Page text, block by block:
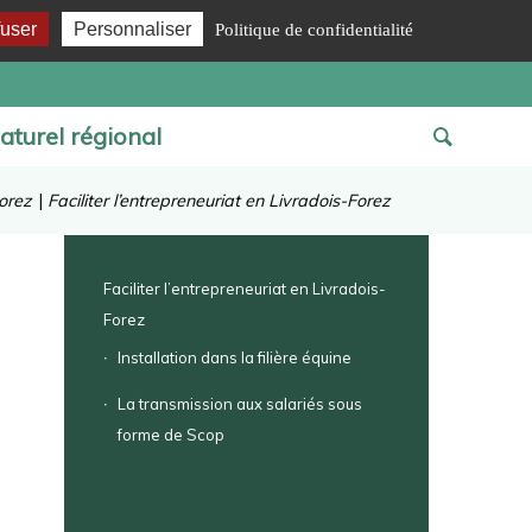
régional
| Faciliter l’entrepreneuriat en Livradois-Forez
Faciliter l’entrepreneuriat en Livradois-
Forez
Installation dans la filière équine
La transmission aux salariés sous
forme de Scop
Personnaliser Politique de confidentialité